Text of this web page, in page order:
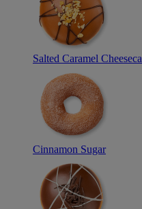
Salted Caramel
Cinnamon Sugar